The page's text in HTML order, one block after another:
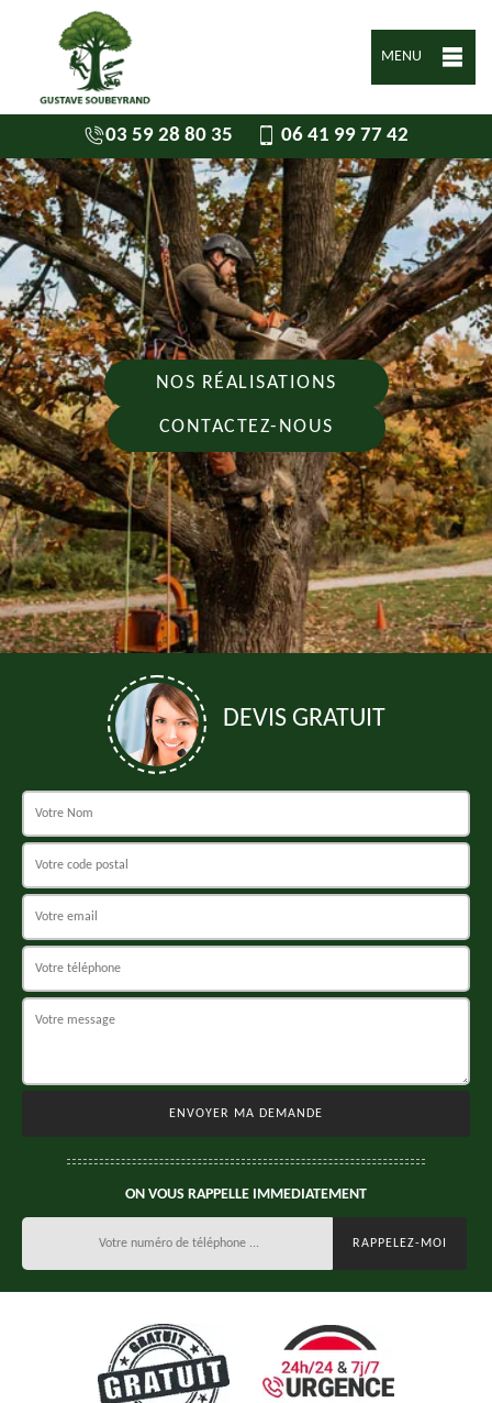
MENU
03 59 28 80 35 06 41 99 77 42
NOS RÉALISATIONS
CONTACTEZ-NOUS
DEVIS GRATUIT
ON VOUS RAPPELLE IMMEDIATEMENT